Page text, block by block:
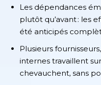
Les dépendances
plutôt qu’avant : les
été anticipés
Plusieurs
internes travaillent
chevauchent, sans